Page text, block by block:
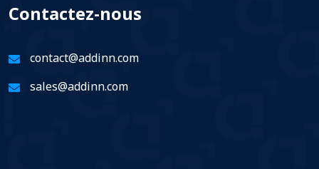
Contactez-nous
contact@addinn.com
sales@addinn.com